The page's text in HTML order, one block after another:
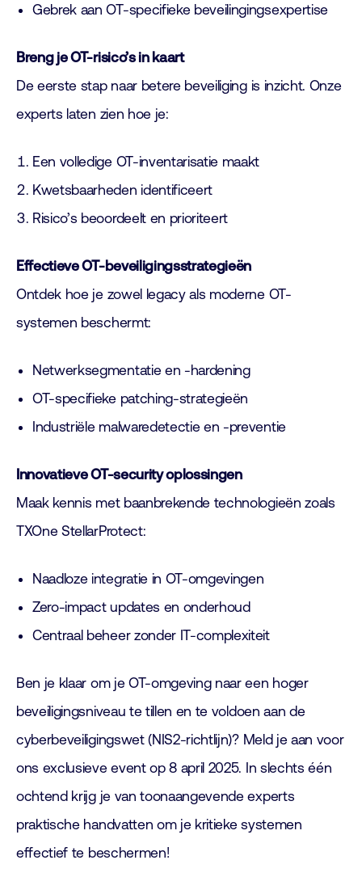
Gebrek aan OT-specifieke beveilingingsexpertise
Breng je OT-risico’s in kaart
De eerste stap naar betere beveiliging is inzicht. Onze
experts laten zien hoe je:
Een volledige OT-inventarisatie maakt
Kwetsbaarheden identificeert
Risico’s beoordeelt en prioriteert
Effectieve OT-beveiligingsstrategieën
Ontdek hoe je zowel legacy als moderne OT-
systemen beschermt:
Netwerksegmentatie en -hardening
OT-specifieke patching-strategieën
Industriële malwaredetectie en -preventie
Innovatieve OT-security oplossingen
Maak kennis met baanbrekende technologieën zoals
TXOne StellarProtect:
Naadloze integratie in OT-omgevingen
Zero-impact updates en onderhoud
Centraal beheer zonder IT-complexiteit
Ben je klaar om je OT-omgeving naar een hoger
beveiligingsniveau te tillen en te voldoen aan de
cyberbeveiligingswet (NIS2-richtlijn)? Meld je aan voor
ons exclusieve event op 8 april 2025. In slechts één
ochtend krijg je van toonaangevende experts
praktische handvatten om je kritieke systemen
effectief te beschermen!